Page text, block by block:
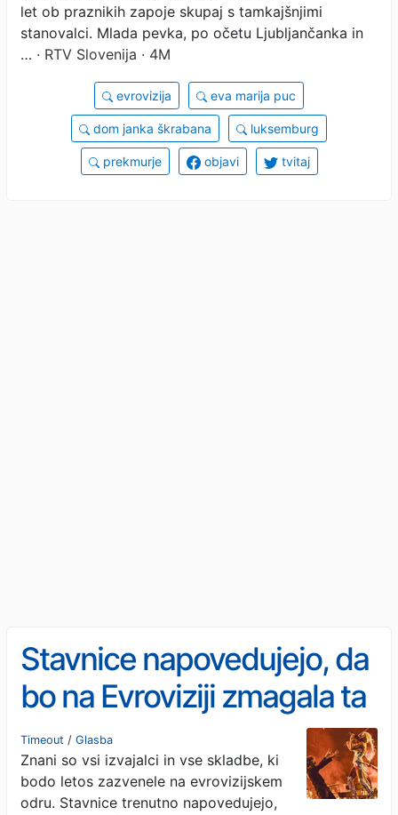
let ob praznikih zapoje skupaj s tamkajšnjimi
stanovalci. Mlada pevka, po očetu Ljubljančanka in
… · RTV Slovenija · 4M
evrovizija eva marija puc
dom janka škrabana luksemburg
prekmurje objavi tvitaj
Stavnice napovedujejo, da
bo na Evroviziji zmagala ta
pesem
Timeout / Glasba
Znani so vsi izvajalci in vse skladbe, ki
bodo letos zazvenele na evrovizijskem
odru. Stavnice trenutno napovedujejo,